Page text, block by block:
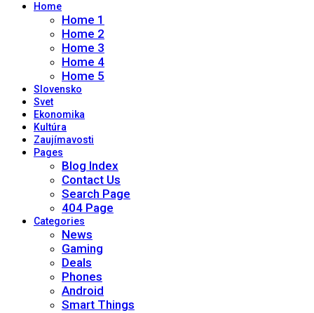
Home
Home 1
Home 2
Home 3
Home 4
Home 5
Slovensko
Svet
Ekonomika
Kultúra
Zaujímavosti
Pages
Blog Index
Contact Us
Search Page
404 Page
Categories
News
Gaming
Deals
Phones
Android
Smart Things